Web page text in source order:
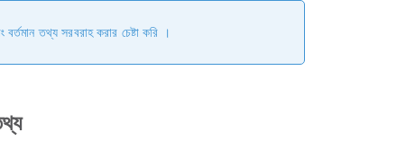
তথ্য সরবরাহ করার চেষ্টা করি ।